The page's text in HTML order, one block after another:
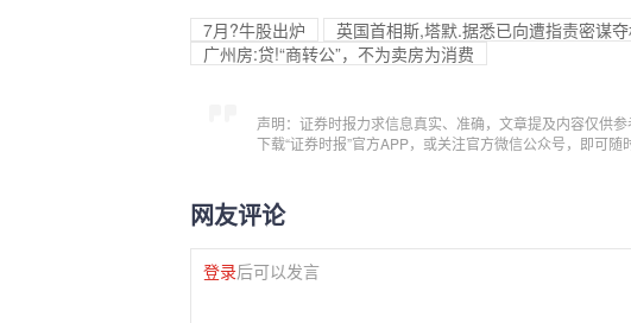
7月?牛股出炉
英国首相斯,塔默.据悉已向遭指责密谋
广州房:贷!“商转公”，不为卖房为消费
声明：证券时报力求信息真实、准确，文章提及内容仅供
下载“证券时报”官方APP，或关注官方微信公众号，即可随
网友评论
登录后可以发言